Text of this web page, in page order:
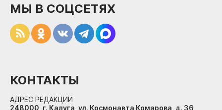
МЫ В СОЦСЕТЯХ
КОНТАКТЫ
АДРЕС РЕДАКЦИИ
248000, г. Калуга, ул. Космонавта Комарова, д. 36